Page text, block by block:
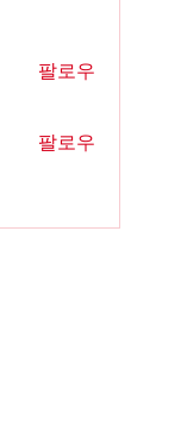
팔로우
팔로우